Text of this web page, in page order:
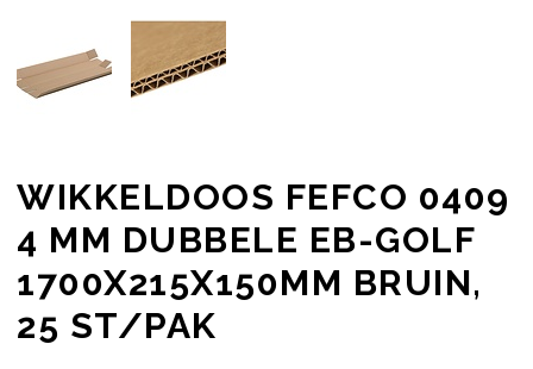
WIKKELDOOS FEFCO 0409
4 MM DUBBELE EB-GOLF
1700X215X150MM BRUIN,
25 ST/PAK